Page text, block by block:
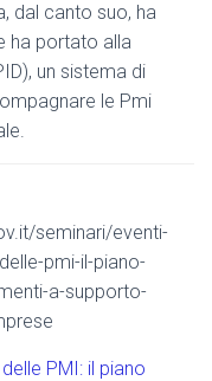
dal canto suo, ha
ha portato alla
un sistema di
le Pmi
seminari/eventi-
pmi-il-piano-
a-supporto-
PMI: il piano